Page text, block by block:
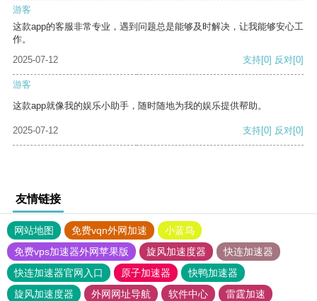
游客
这款app的客服非常专业，遇到问题总是能够及时解决，让我能够安心工
作。
2025-07-12
支持[0] 反对[0]
游客
这款app就像我的娱乐小助手，随时随地为我的娱乐提供帮助。
2025-07-12 支持[0] 反对[0]
友情链接
网站地图 免费vqn外网加速
小蓝鸟
免费vps加速器外网苹果版
旋风加速度器
快连加速器
快连加速器官网入口
原子加速器
快鸭加速器
旋风加速度器
外网网址导航 软件中心
雷霆加速